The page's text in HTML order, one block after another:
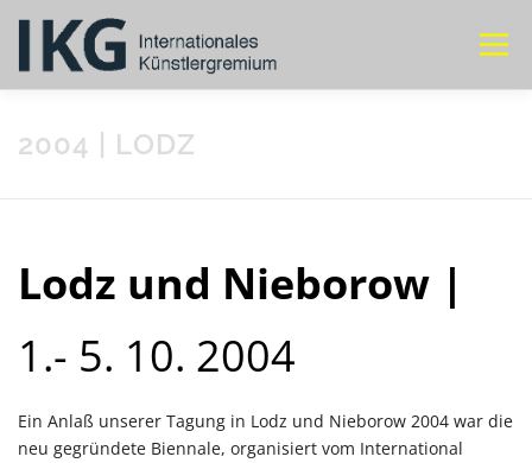
Menü
ÜBER IKG JAHRESTREFFEN
2004 | LODZ
Lodz und Nieborow |
1.- 5. 10. 2004
Ein Anlaß unserer Tagung in Lodz und Nieborow 2004 war die
neu gegründete Biennale, organisiert vom International